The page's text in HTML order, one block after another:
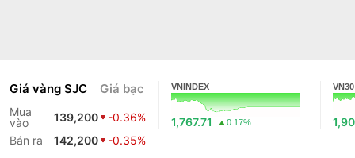
Giá vàng SJC Giá bạc
Mua
vào
139,200
-0.36%
Bán ra
142,200 -0.35%
VNINDEX
1,767.71 0.17%
VN30